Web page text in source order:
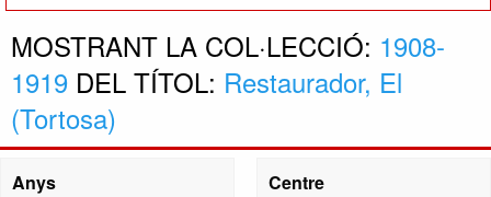
MOSTRANT LA COL·LECCIÓ: 1908-
1919 DEL TÍTOL: Restaurador, El
(Tortosa)
Anys
Centre